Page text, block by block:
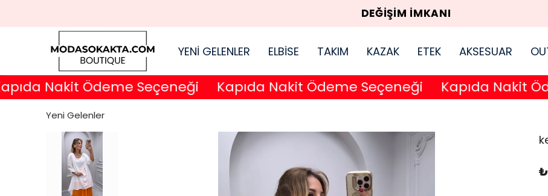
DEĞİŞİM İMKANI
YENİ GELENLER ELBİSE TAKIM KAZAK ETEK AKSESUAR
Nakit Ödeme Seçeneği Kapıda Nakit Ödeme Seçeneği Kapıda Nakit
Yeni Gelenler